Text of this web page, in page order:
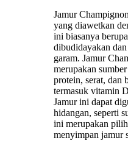
Jamur
yang diawetkan
ini biasanya
dibudidayakan
garam. Jamur
merupakan
protein, serat, dan
termasuk vitamin
Jamur ini dapat
hidangan, seperti
ini merupakan
menyimpan jamur